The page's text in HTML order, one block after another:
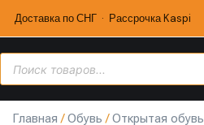
Доставка по СНГ · Рассрочка Kaspi
Главная /Обувь /Открытая обувь